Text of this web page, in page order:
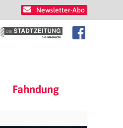
Newsletter-Abo
Fahndung